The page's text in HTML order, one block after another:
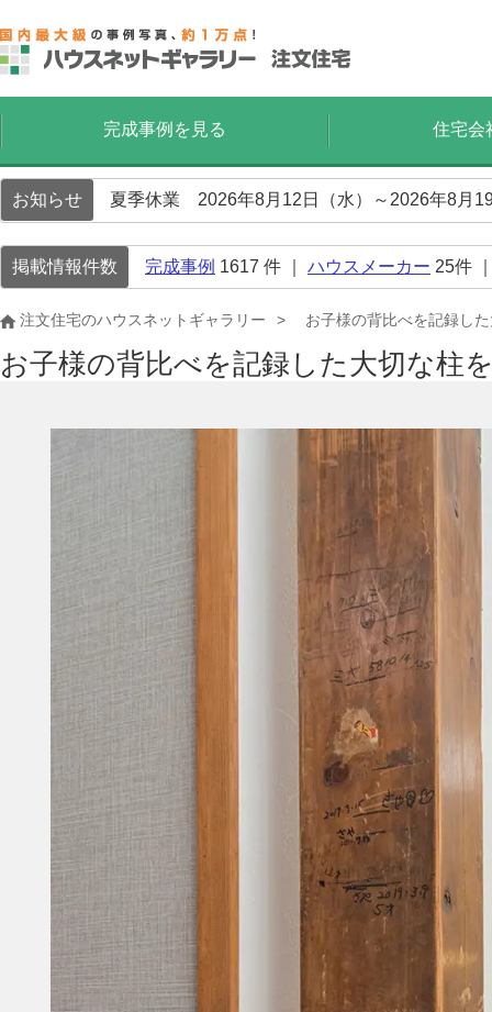
完成事例を見る 住宅会
お知らせ 夏季休業 2026年8月12日（水）～2026年8月
掲載情報件数 完成事例 1617 件 ｜ ハウスメーカー 25件
注文住宅のハウスネットギャラリー お子様の背比べを記録し
お子様の背比べを記録した大切な柱